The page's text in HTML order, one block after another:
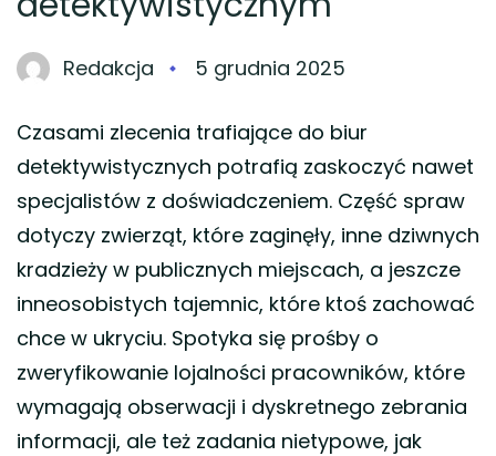
Redakcja 5 grudnia 2025
Czasami zlecenia trafiające do biur
detektywistycznych potrafią zaskoczyć nawet
specjalistów z doświadczeniem. Część spraw
dotyczy zwierząt, które zaginęły, inne dziwnych
kradzieży w publicznych miejscach, a jeszcze
inneosobistych tajemnic, które ktoś zachować
chce w ukryciu. Spotyka się prośby o
zweryfikowanie lojalności pracowników, które
wymagają obserwacji i dyskretnego zebrania
informacji, ale też zadania nietypowe, jak